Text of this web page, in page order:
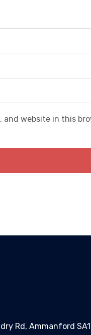
and website in this
Rd, Ammanford